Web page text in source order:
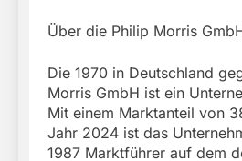
Über die Philip Morris
Die 1970 in Deutschland
Morris GmbH ist ein
Mit einem Marktanteil von
Jahr 2024 ist das
1987 Marktführer auf dem